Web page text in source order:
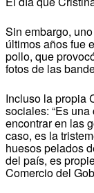
Sin embargo,
últimos años fue
pollo, que
fotos de las
Incluso la propia
sociales: “Es
encontrar en las
caso, es la
huesos pelados
del país, es
Comercio del